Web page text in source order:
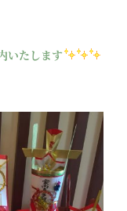
いたします